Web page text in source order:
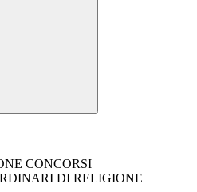
CONCORSI
DI RELIGIONE